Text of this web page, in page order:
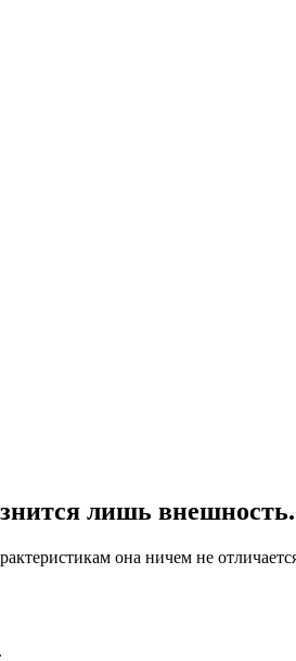
лишь внешность.
она ничем не